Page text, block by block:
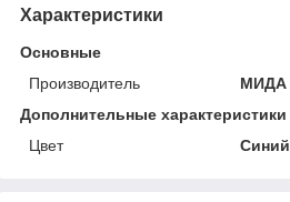
Характеристики
Основные
Производитель
МИДА
Дополнительные характеристики
Цвет
Синий